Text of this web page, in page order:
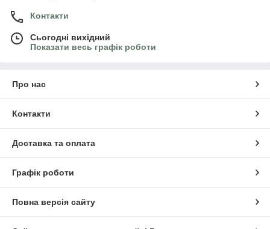
Контакти
Сьогодні вихідний
Показати весь графік роботи
Про нас
Контакти
Доставка та оплата
Графік роботи
Повна версія сайту